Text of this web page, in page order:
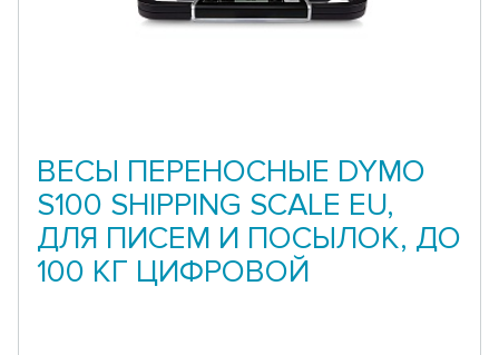
ВЕСЫ ПЕРЕНОСНЫЕ DYMO
S100 SHIPPING SCALE EU,
ДЛЯ ПИСЕМ И ПОСЫЛОК, ДО
100 КГ ЦИФРОВОЙ